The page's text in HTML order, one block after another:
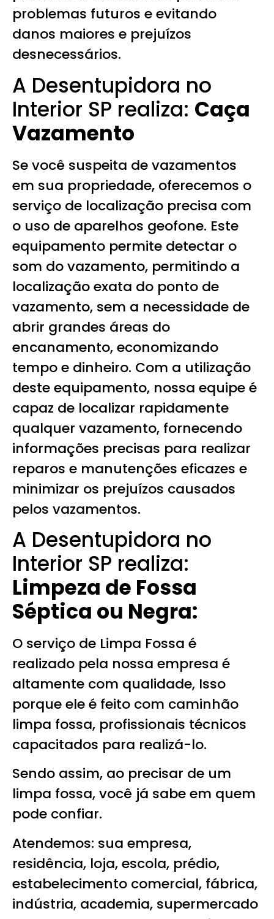
problemas futuros e evitando
danos maiores e prejuízos
desnecessários.
A Desentupidora no
Interior SP realiza: Caça
Vazamento
Se você suspeita de vazamentos
em sua propriedade, oferecemos o
serviço de localização precisa com
o uso de aparelhos geofone. Este
equipamento permite detectar o
som do vazamento, permitindo a
localização exata do ponto de
vazamento, sem a necessidade de
abrir grandes áreas do
encanamento, economizando
tempo e dinheiro. Com a utilização
deste equipamento, nossa equipe é
capaz de localizar rapidamente
qualquer vazamento, fornecendo
informações precisas para realizar
reparos e manutenções eficazes e
minimizar os prejuízos causados
pelos vazamentos.
A Desentupidora no
Interior SP realiza:
Limpeza de Fossa
Séptica ou Negra:
O serviço de Limpa Fossa é
realizado pela nossa empresa é
altamente com qualidade, Isso
porque ele é feito com caminhão
limpa fossa, profissionais técnicos
capacitados para realizá-lo.
Sendo assim, ao precisar de um
limpa fossa, você já sabe em quem
pode confiar.
Atendemos: sua empresa,
residência, loja, escola, prédio,
estabelecimento comercial, fábrica,
indústria, academia, supermercado